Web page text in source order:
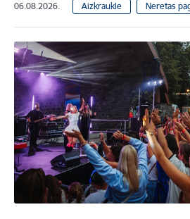
06.08.2026. Aizkraukle Neretas